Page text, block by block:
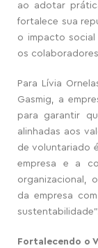
ao adotar
fortalece sua
o impacto
os
Para Lívia
Gasmig, a
para garantir
alinhadas aos
de voluntariado
empresa e a
organizacional,
da empresa
Fortalecendo o